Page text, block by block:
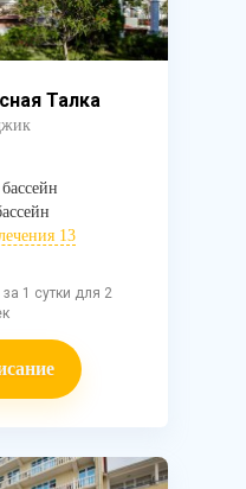
Талка
13
за 1 сутки для 2